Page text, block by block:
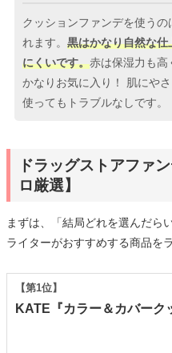
クッションファンデを使う
れます。 黒はかなり自然な
にくいです。赤は保湿力も高
かなりお気に入り！ 肌にや
使ってもトラブルなしです。
ドラッグストアファ
ロ厳選】
まずは、「結局どれを選んだら
ライターがおすすめする商品を
KATE『カラー＆カバーク
【第1位】